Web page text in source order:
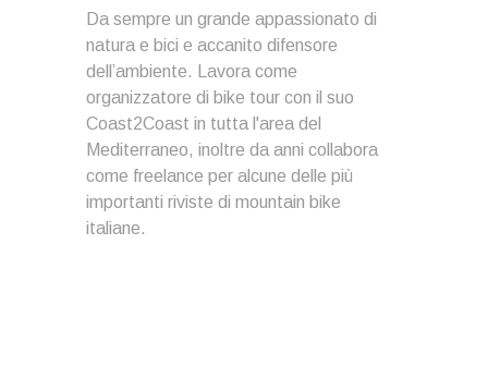
Da sempre un grande appassionato di
natura e bici e accanito difensore
dell’ambiente. Lavora come
organizzatore di bike tour con il suo
Coast2Coast in tutta l'area del
Mediterraneo, inoltre da anni collabora
come freelance per alcune delle più
importanti riviste di mountain bike
italiane.